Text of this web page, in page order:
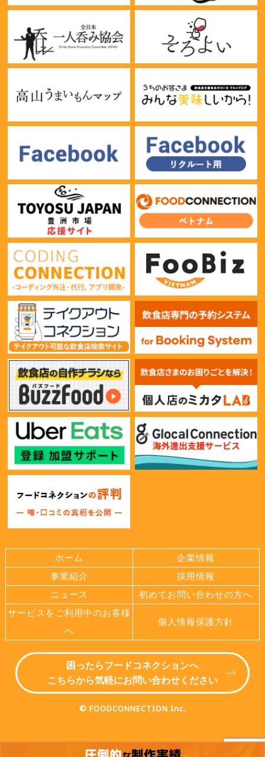
ホーム
企業情報
事業紹介
採用情報
ニュース
初めてお問い合わせの方へ
サービスをご利用中のお客様
へ
個人情報保護方針
困ったらフードコネクションへ
こちらから気軽にお問い合わせください
© FOODCONNECTION Inc.